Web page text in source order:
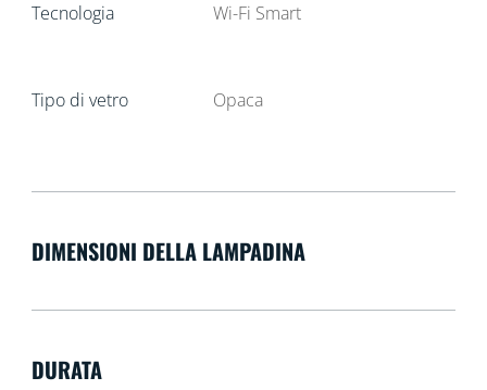
Tecnologia Wi-Fi Smart
Tipo di vetro Opaca
DIMENSIONI DELLA LAMPADINA
DURATA